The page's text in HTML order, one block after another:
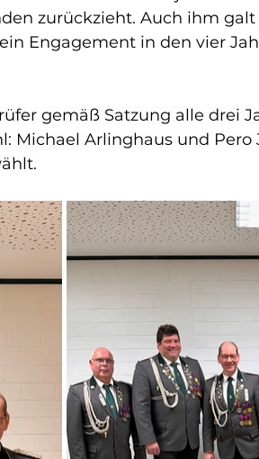
zurückzieht. Auch ihm galt
Engagement in den vier
gemäß Satzung alle drei
Michael Arlinghaus und Pero